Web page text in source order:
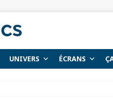
UNIVERS ÉCRANS